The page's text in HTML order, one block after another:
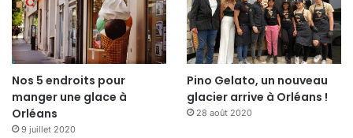
Nos 5 endroits pour
manger une glace à
Orléans
9 juillet 2020
Pino Gelato, un nouveau
glacier arrive à Orléans !
28 août 2020